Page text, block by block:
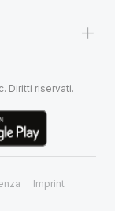
+
Diritti riservati.
Imprint